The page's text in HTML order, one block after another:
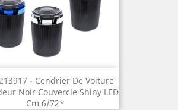
- Cendrier De Voiture
Noir Couvercle Shiny LED
Cm 6/72*